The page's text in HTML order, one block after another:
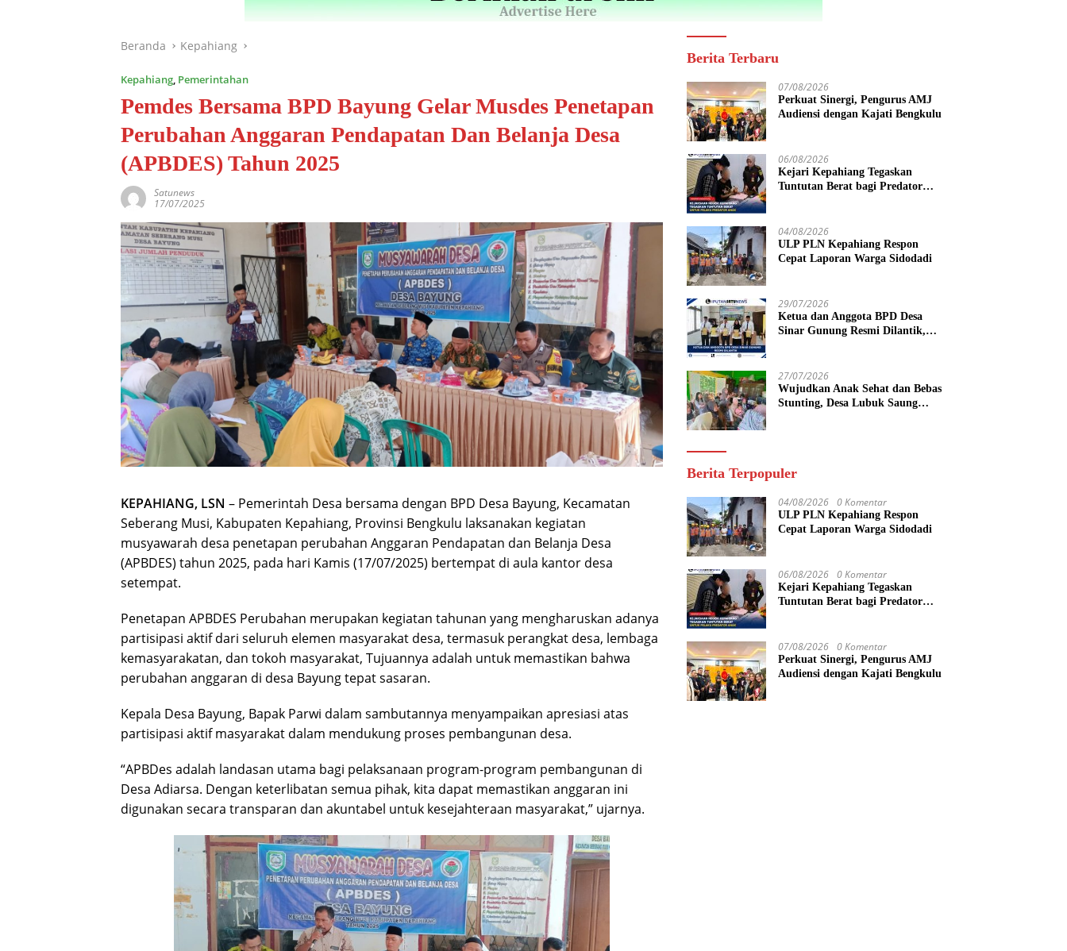
Beranda Kepahiang
Kepahiang, Pemerintahan
Pemdes Bersama BPD Bayung Gelar Musdes Penetapan
Perubahan Anggaran Pendapatan Dan Belanja Desa
(APBDES) Tahun 2025
Satunews
17/07/2025
KEPAHIANG, LSN – Pemerintah Desa bersama dengan BPD Desa Bayung, Kecamatan
Seberang Musi, Kabupaten Kepahiang, Provinsi Bengkulu laksanakan kegiatan
musyawarah desa penetapan perubahan Anggaran Pendapatan dan Belanja Desa
(APBDES) tahun 2025, pada hari Kamis (17/07/2025) bertempat di aula kantor desa
setempat.
Penetapan APBDES Perubahan merupakan kegiatan tahunan yang mengharuskan adanya
partisipasi aktif dari seluruh elemen masyarakat desa, termasuk perangkat desa, lembaga
kemasyarakatan, dan tokoh masyarakat, Tujuannya adalah untuk memastikan bahwa
perubahan anggaran di desa Bayung tepat sasaran.
Kepala Desa Bayung, Bapak Parwi dalam sambutannya menyampaikan apresiasi atas
partisipasi aktif masyarakat dalam mendukung proses pembangunan desa.
“APBDes adalah landasan utama bagi pelaksanaan program-program pembangunan di
Desa Adiarsa. Dengan keterlibatan semua pihak, kita dapat memastikan anggaran ini
digunakan secara transparan dan akuntabel untuk kesejahteraan masyarakat,” ujarnya.
Berita Terbaru
07/08/2026
Perkuat Sinergi, Pengurus AMJ
Audiensi dengan Kajati Bengkulu
06/08/2026
Kejari Kepahiang Tegaskan
Tuntutan Berat bagi Predator
Vonis Hakim 18 Tahun Penjara
04/08/2026
ULP PLN Kepahiang Respon
Cepat Laporan Warga Sidodadi
29/07/2026
Ketua dan Anggota BPD Desa
Sinar Gunung Resmi Dilantik,
27/07/2026
Wujudkan Anak Sehat dan Bebas
Stunting, Desa Lubuk Saung
Berita Terpopuler
04/08/2026 0 Komentar
ULP PLN Kepahiang Respon
Cepat Laporan Warga Sidodadi
06/08/2026 0 Komentar
Kejari Kepahiang Tegaskan
Tuntutan Berat bagi Predator
Vonis Hakim 18 Tahun Penjara
07/08/2026 0 Komentar
Perkuat Sinergi, Pengurus AMJ
Audiensi dengan Kajati Bengkulu